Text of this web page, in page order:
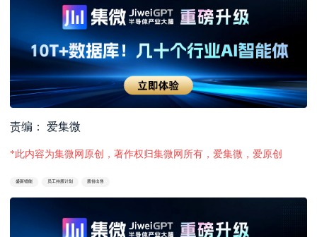
责编： 爱集微
*此内容为集微网原创，著作权归集微网所有，爱集微，爱原创
盛新锂能 员工持股计划 股份出售